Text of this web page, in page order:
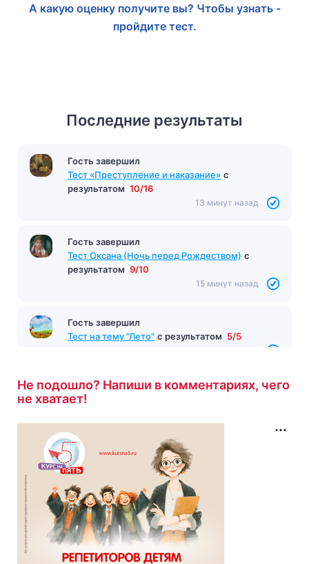
А какую оценку получите вы? Чтобы узнать -
пройдите тест.
Последние результаты
Гость завершил
Тест «Преступление и наказание» с
результатом 10/16
13 минут назад
Гость завершил
Тест Оксана (Ночь перед Рождеством) с
результатом 9/10
15 минут назад
Гость завершил
Тест на тему "Лето" с результатом 5/5
Не подошло? Напиши в комментариях, чего
не хватает!